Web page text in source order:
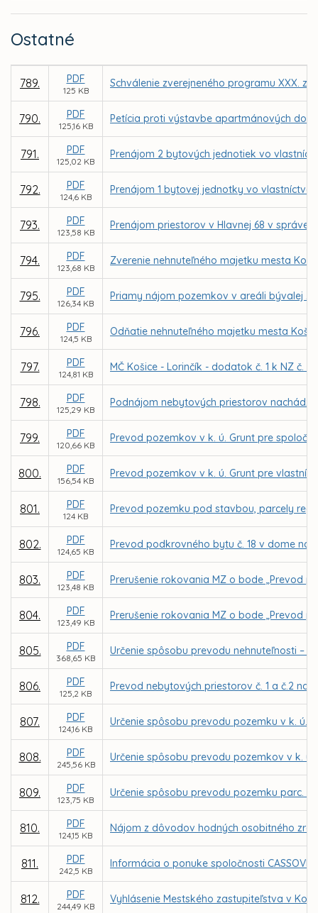
Ostatné
789. PDF
125 KB
Schválenie zverejneného programu XXX.
790. PDF
125,16 KB
Petícia proti výstavbe apartmánových
791. PDF
125,02 KB
Prenájom 2 bytových jednotiek vo
792. PDF
124,6 KB
Prenájom 1 bytovej jednotky vo
793. PDF
123,58 KB
Prenájom priestorov v Hlavnej 68 v správe
794. PDF
123,68 KB
Zverenie nehnuteľného majetku mesta
795. PDF
126,34 KB
Priamy nájom pozemkov v areáli bývalej
796. PDF
124,5 KB
Odňatie nehnuteľného majetku mesta
797. PDF
124,81 KB
MČ Košice - Lorinčík - dodatok č. 1 k NZ č.
798. PDF
125,29 KB
Podnájom nebytových priestorov
799. PDF
120,66 KB
Prevod pozemkov v k. ú. Grunt pre
800. PDF
156,54 KB
Prevod pozemkov v k. ú. Grunt pre
801. PDF
124 KB
Prevod pozemku pod stavbou, parcely
802. PDF
124,65 KB
Prevod podkrovného bytu č. 18 v dome na
803. PDF
123,48 KB
Prerušenie rokovania MZ o bode „Prevod
804. PDF
123,49 KB
Prerušenie rokovania MZ o bode „Prevod
805. PDF
368,65 KB
Určenie spôsobu prevodu nehnuteľnosti –
806. PDF
125,2 KB
Prevod nebytových priestorov č. 1 a č.2 na
807. PDF
124,16 KB
Určenie spôsobu prevodu pozemku v k. ú.
808. PDF
245,56 KB
Určenie spôsobu prevodu pozemkov v k. ú.
809. PDF
123,75 KB
Určenie spôsobu prevodu pozemku parc.
810. PDF
124,15 KB
Nájom z dôvodov hodných osobitného
811. PDF
242,5 KB
Informácia o ponuke spoločnosti
812. PDF
244,49 KB
Vyhlásenie Mestského zastupiteľstva v